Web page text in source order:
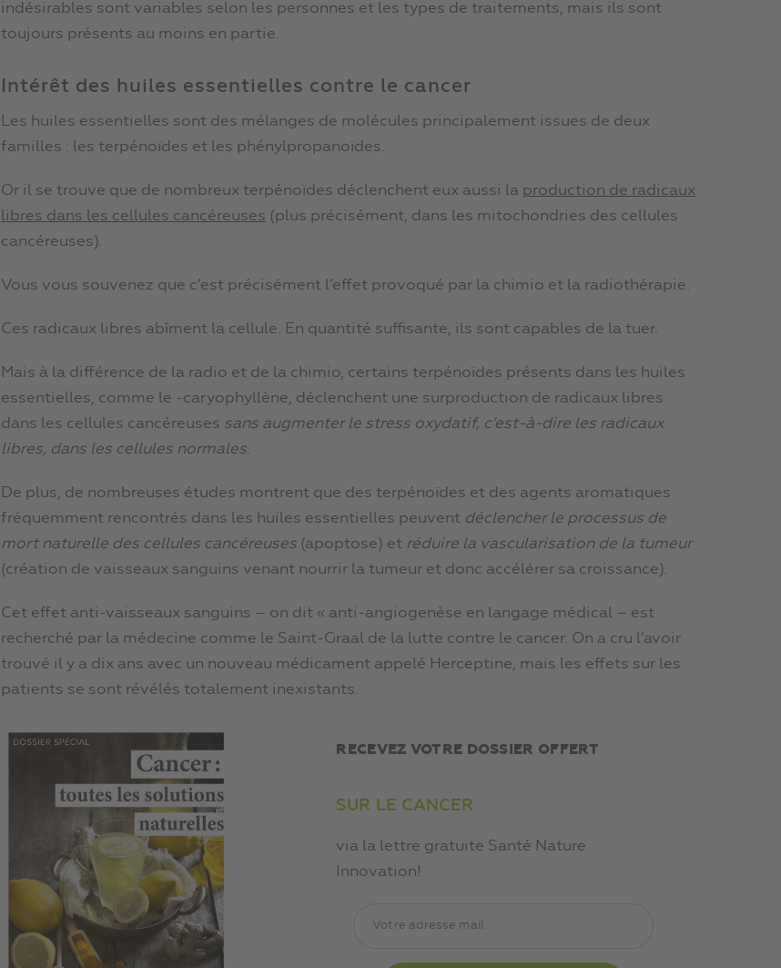
indésirables sont variables selon les personnes et les types de traitements, mais ils sont
toujours présents au moins en partie.
Intérêt des huiles essentielles contre le cancer
Les huiles essentielles sont des mélanges de molécules principalement issues de deux
familles : les terpénoïdes et les phénylpropanoïdes.
Or il se trouve que de nombreux terpénoïdes déclenchent eux aussi la production de radicaux
libres dans les cellules cancéreuses (plus précisément, dans les mitochondries des cellules
cancéreuses).
Vous vous souvenez que c’est précisément l’effet provoqué par la chimio et la radiothérapie.
Ces radicaux libres abîment la cellule. En quantité suffisante, ils sont capables de la tuer.
Mais à la différence de la radio et de la chimio, certains terpénoïdes présents dans les huiles
essentielles, comme le -caryophyllène, déclenchent une surproduction de radicaux libres
dans les cellules cancéreuses sans augmenter le stress oxydatif, c’est-à-dire les radicaux
libres, dans les cellules normales.
De plus, de nombreuses études montrent que des terpénoïdes et des agents aromatiques
fréquemment rencontrés dans les huiles essentielles peuvent déclencher le processus de
mort naturelle des cellules cancéreuses (apoptose) et réduire la vascularisation de la tumeur
(création de vaisseaux sanguins venant nourrir la tumeur et donc accélérer sa croissance).
Cet effet anti-vaisseaux sanguins – on dit « anti-angiogenèse en langage médical – est
recherché par la médecine comme le Saint-Graal de la lutte contre le cancer. On a cru l’avoir
trouvé il y a dix ans avec un nouveau médicament appelé Herceptine, mais les effets sur les
patients se sont révélés totalement inexistants.
RECEVEZ VOTRE DOSSIER OFFERT
SUR LE CANCER
via la lettre gratuite Santé Nature
Innovation!